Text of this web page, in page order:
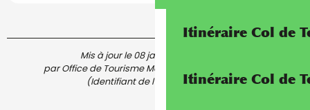
Itinéraire Col de
Itinéraire Col de
Mis à jour le 08 janvier 2026 à 14:02
par Office de Tourisme Menton, Riviera & Merveilles
(Identifiant de l'offre :
4739653)